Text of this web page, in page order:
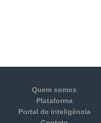
Quem somos
Plataforma
Portal de inteligência